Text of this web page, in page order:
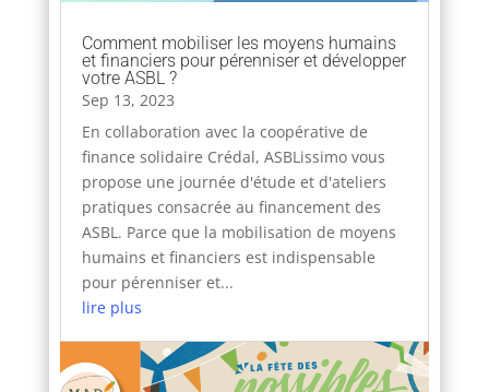
Comment mobiliser les moyens humains
et financiers pour pérenniser et développer
votre ASBL ?
Sep 13, 2023
En collaboration avec la coopérative de
finance solidaire Crédal, ASBLissimo vous
propose une journée d'étude et d'ateliers
pratiques consacrée au financement des
ASBL. Parce que la mobilisation de moyens
humains et financiers est indispensable
pour pérenniser et...
lire plus